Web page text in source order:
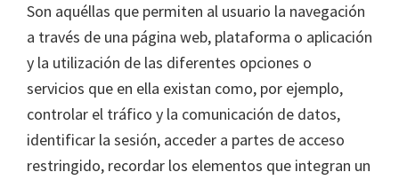
Son aquéllas que permiten al usuario la navegación
a través de una página web, plataforma o aplicación
y la utilización de las diferentes opciones o
servicios que en ella existan como, por ejemplo,
controlar el tráfico y la comunicación de datos,
identificar la sesión, acceder a partes de acceso
restringido, recordar los elementos que integran un